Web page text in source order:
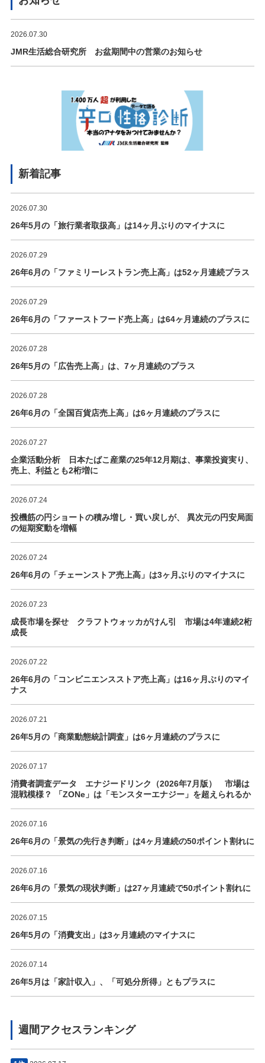
2026.07.30
JMR生活総合研究所 お盆期間中の営業のお知らせ
新着記事
2026.07.30
26年5月の「旅行業者取扱高」は14ヶ月ぶりのマイナスに
2026.07.29
26年6月の「ファミリーレストラン売上高」は52ヶ月連続プラス
2026.07.29
26年6月の「ファーストフード売上高」は64ヶ月連続のプラスに
2026.07.28
26年5月の「広告売上高」は、7ヶ月連続のプラス
2026.07.28
26年6月の「全国百貨店売上高」は6ヶ月連続のプラスに
2026.07.27
企業活動分析 日本たばこ産業の25年12月期は、事業投資実り、
売上、利益とも2桁増に
2026.07.24
投機筋の円ショートの積み増し・買い戻しが、 異次元の円安局面
の短期変動を増幅
2026.07.24
26年6月の「チェーンストア売上高」は3ヶ月ぶりのマイナスに
2026.07.23
成長市場を探せ クラフトウォッカがけん引 市場は4年連続2桁
成長
2026.07.22
26年6月の「コンビニエンスストア売上高」は16ヶ月ぶりのマイ
ナス
2026.07.21
26年5月の「商業動態統計調査」は6ヶ月連続のプラスに
2026.07.17
消費者調査データ エナジードリンク（2026年7月版） 市場は
混戦模様？ 「ZONe」は「モンスターエナジー」を超えられるか
2026.07.16
26年6月の「景気の先行き判断」は4ヶ月連続の50ポイント割れに
2026.07.16
26年6月の「景気の現状判断」は27ヶ月連続で50ポイント割れに
2026.07.15
26年5月の「消費支出」は3ヶ月連続のマイナスに
2026.07.14
26年5月は「家計収入」、「可処分所得」ともプラスに
週間アクセスランキング